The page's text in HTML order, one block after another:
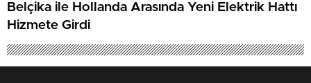
Belçika ile Hollanda Arasında Yeni Elektrik Hattı
Hizmete Girdi